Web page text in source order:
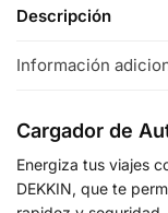
Descripción
Información
Cargador de
Energiza tus viajes
DEKKIN, que te